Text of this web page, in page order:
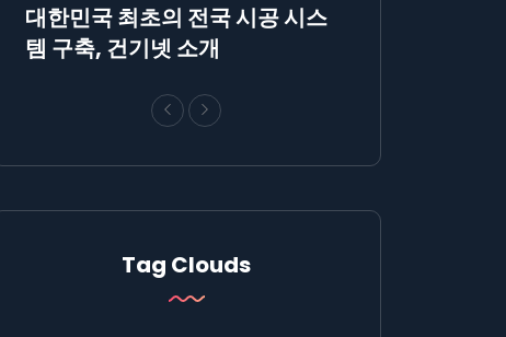
대한민국 최초의 전국 시공 시스
템 구축, 건기넷 소개
Tag Clouds